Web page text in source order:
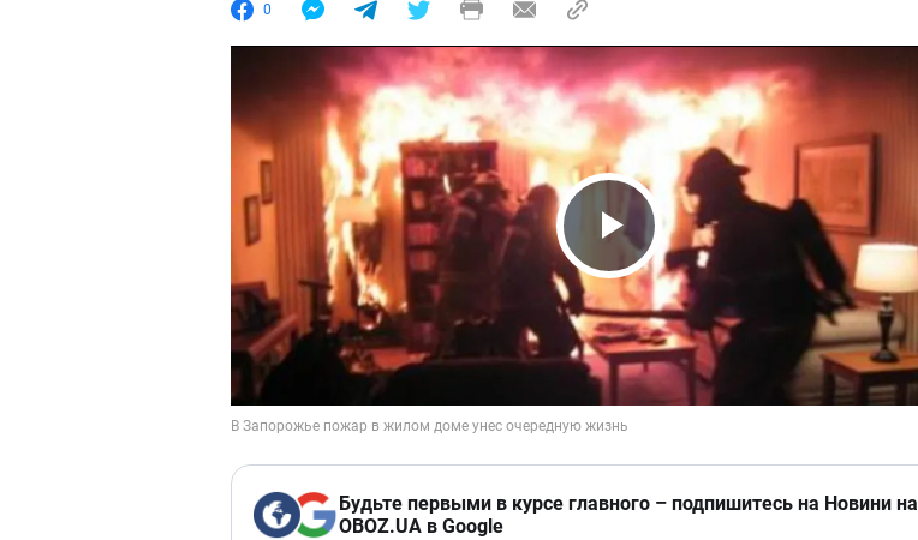
0
Play Video
Будьте первыми в курсе главного – подпишитесь на Новини на
OBOZ.UA в Google